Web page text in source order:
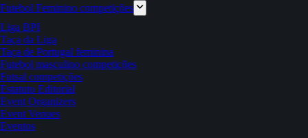
Futebol Feminino competições
Liga BPI
Taça da Liga
Taça de Portugal feminina
Futebol masculino competições
Futsal competições
Estatuto Editorial
Event Organizers
Event Venues
Eventos